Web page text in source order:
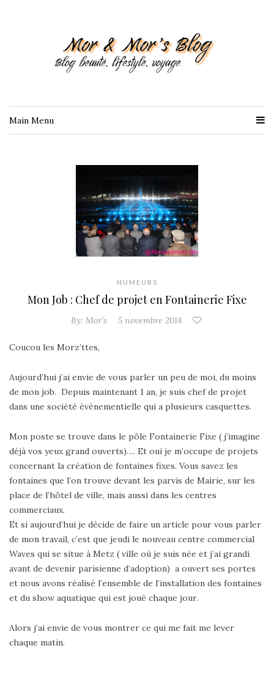
Main Menu
HUMEURS
Mon Job : Chef de projet en Fontainerie Fixe
By: Mor's 5 novembre 2014
Coucou les Morz’ttes,
Aujourd’hui j’ai envie de vous parler un peu de moi, du moins
de mon job. Depuis maintenant 1 an, je suis chef de projet
dans une société événementielle qui a plusieurs casquettes.
Mon poste se trouve dans le pôle Fontainerie Fixe ( j’imagine
déjà vos yeux grand ouverts)…. Et oui je m’occupe de projets
concernant la création de fontaines fixes. Vous savez les
fontaines que l’on trouve devant les parvis de Mairie, sur les
place de l’hôtel de ville, mais aussi dans les centres
commerciaux.
Et si aujourd’hui je décide de faire un article pour vous parler
de mon travail, c’est que jeudi le nouveau centre commercial
Waves qui se situe à Metz ( ville où je suis née et j’ai grandi
avant de devenir parisienne d’adoption) a ouvert ses portes
et nous avons réalisé l’ensemble de l’installation des fontaines
et du show aquatique qui est joué chaque jour.
Alors j’ai envie de vous montrer ce qui me fait me lever
chaque matin.